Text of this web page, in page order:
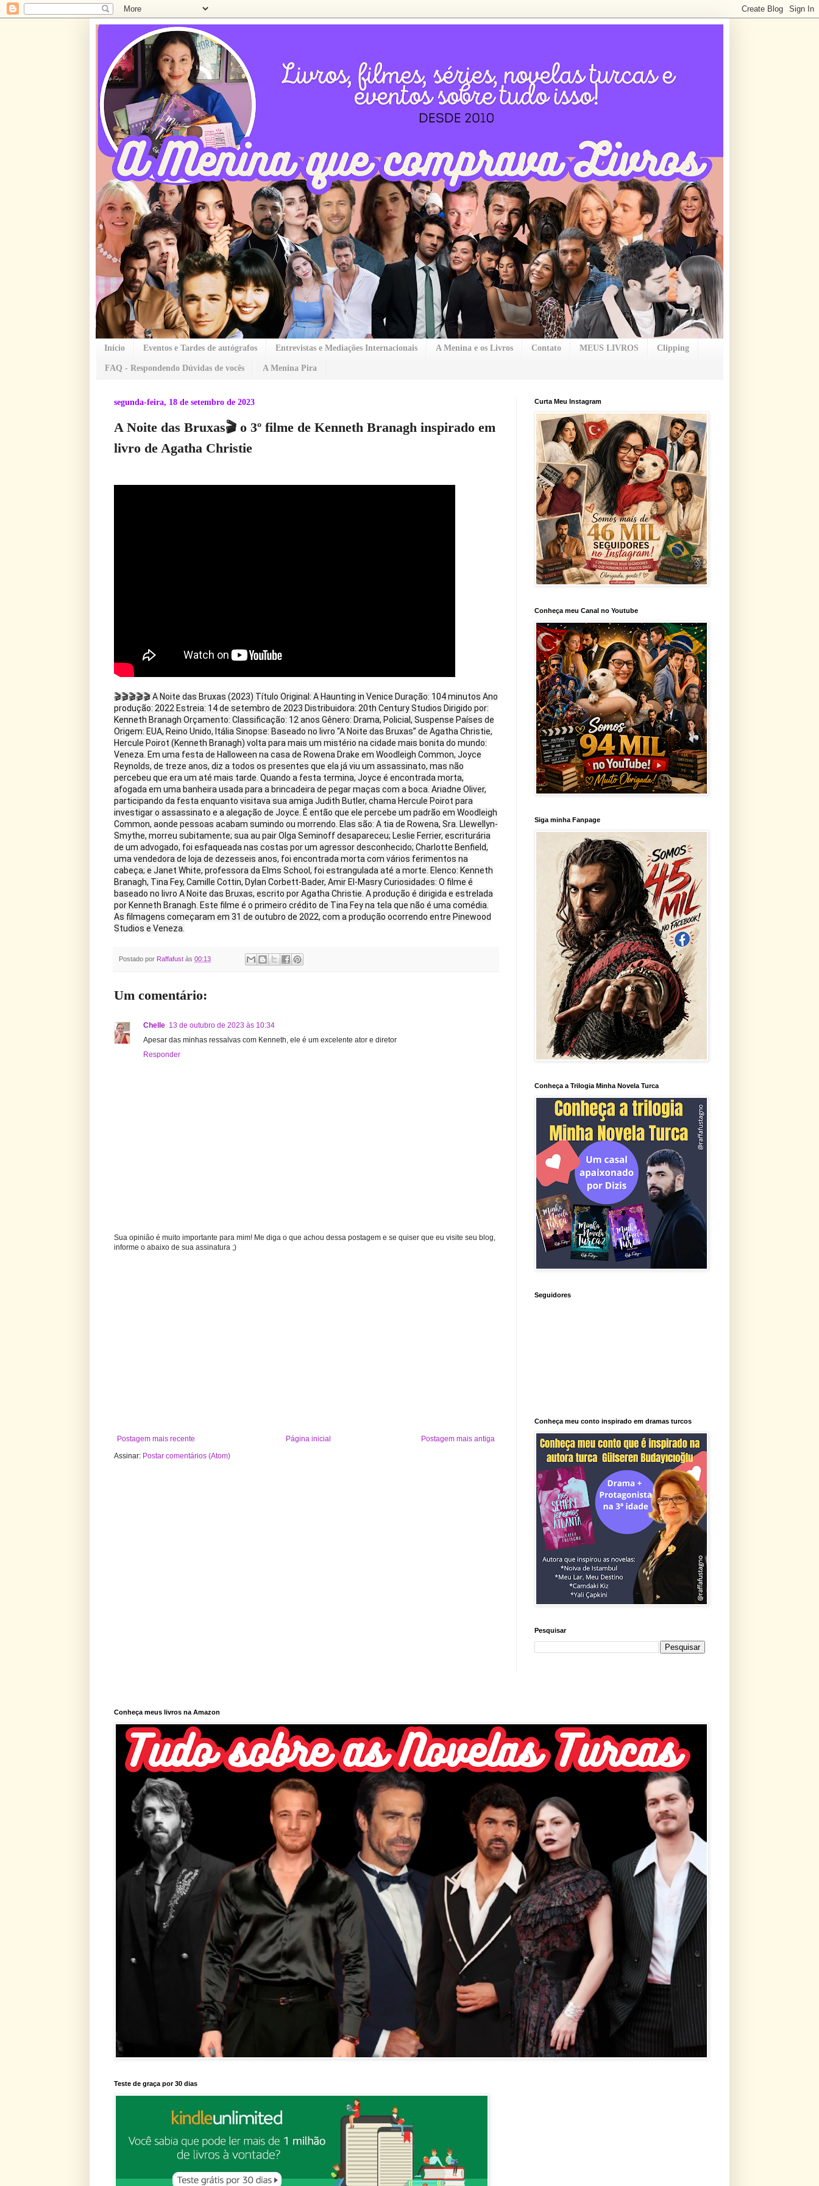
Início Eventos e Tardes de autógrafos Entrevistas e Mediações Internacionais A Menina e os Livros Contato MEUS LIVROS Clipping
FAQ - Respondendo Dúvidas de vocês A Menina Pira
segunda-feira, 18 de setembro de 2023
A Noite das Bruxas🎬 o 3º filme de Kenneth Branagh inspirado em
livro de Agatha Christie
🎬🎬🎬🎬🎬 A Noite das Bruxas (2023) Título Original: A Haunting in Venice Duração: 104 minutos Ano
produção: 2022 Estreia: 14 de setembro de 2023 Distribuidora: 20th Century Studios Dirigido por:
Kenneth Branagh Orçamento: Classificação: 12 anos Gênero: Drama, Policial, Suspense Países de
Origem: EUA, Reino Unido, Itália Sinopse: Baseado no livro “A Noite das Bruxas” de Agatha Christie,
Hercule Poirot (Kenneth Branagh) volta para mais um mistério na cidade mais bonita do mundo:
Veneza. Em uma festa de Halloween na casa de Rowena Drake em Woodleigh Common, Joyce
Reynolds, de treze anos, diz a todos os presentes que ela já viu um assassinato, mas não
percebeu que era um até mais tarde. Quando a festa termina, Joyce é encontrada morta,
afogada em uma banheira usada para a brincadeira de pegar maças com a boca. Ariadne Oliver,
participando da festa enquanto visitava sua amiga Judith Butler, chama Hercule Poirot para
investigar o assassinato e a alegação de Joyce. É então que ele percebe um padrão em Woodleigh
Common, aonde pessoas acabam sumindo ou morrendo. Elas são: A tia de Rowena, Sra. Llewellyn-
Smythe, morreu subitamente; sua au pair Olga Seminoff desapareceu; Leslie Ferrier, escriturária
de um advogado, foi esfaqueada nas costas por um agressor desconhecido; Charlotte Benfield,
uma vendedora de loja de dezesseis anos, foi encontrada morta com vários ferimentos na
cabeça; e Janet White, professora da Elms School, foi estrangulada até a morte. Elenco: Kenneth
Branagh, Tina Fey, Camille Cottin, Dylan Corbett-Bader, Amir El-Masry Curiosidades: O filme é
baseado no livro A Noite das Bruxas, escrito por Agatha Christie. A produção é dirigida e estrelada
por Kenneth Branagh. Este filme é o primeiro crédito de Tina Fey na tela que não é uma comédia.
As filmagens começaram em 31 de outubro de 2022, com a produção ocorrendo entre Pinewood
Studios e Veneza.
Postado por Raffafust às 00:13
Um comentário:
Chelle 13 de outubro de 2023 às 10:34
Apesar das minhas ressalvas com Kenneth, ele é um excelente ator e diretor
Responder
Sua opinião é muito importante para mim! Me diga o que achou dessa postagem e se quiser que eu visite seu blog,
informe o abaixo de sua assinatura ;)
Postagem mais recente Postagem mais antiga
Página inicial
Assinar: Postar comentários (Atom)
Curta Meu Instagram
Conheça meu Canal no Youtube
Siga minha Fanpage
Conheça a Trilogia Minha Novela Turca
Seguidores
Conheça meu conto inspirado em dramas turcos
Pesquisar
Conheça meus livros na Amazon
Teste de graça por 30 dias